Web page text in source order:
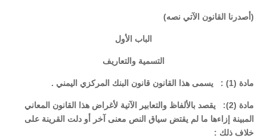
(أصدرنا القانون الآتي نصه)
الباب الأول
التسمية والتعاريف
مادة (1) : يسمى هذا القانون قانون البنك المركزي اليمني .
مادة (2): يقصد بالألفاظ والتعابير الآتية لأغراض هذا القانون المعاني
المبينة إزاءها ما لم يقتض سياق النص معنى آخر أو دلت القرينة على
خلاف ذلك :